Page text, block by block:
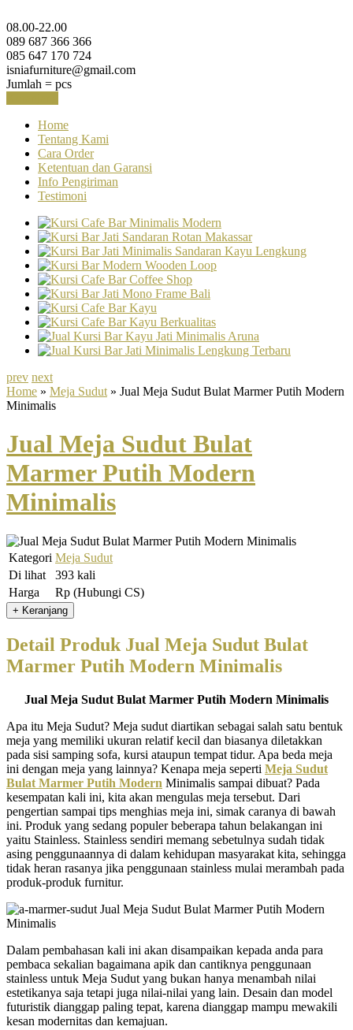
08.00-22.00
089 687 366 366
085 647 170 724
isniafurniture@gmail.com
Jumlah = pcs
Home
Tentang Kami
Cara Order
Ketentuan dan Garansi
Info Pengiriman
Testimoni
prev next
Home » Meja Sudut » Jual Meja Sudut Bulat Marmer Putih Modern
Minimalis
Jual Meja Sudut Bulat
Marmer Putih Modern
Minimalis
Kategori Meja Sudut
Di lihat
393 kali
Harga
Rp (Hubungi CS)
Detail Produk Jual Meja Sudut Bulat
Marmer Putih Modern Minimalis
Jual Meja Sudut Bulat Marmer Putih Modern Minimalis
Apa itu Meja Sudut? Meja sudut diartikan sebagai salah satu bentuk
meja yang memiliki ukuran relatif kecil dan biasanya diletakkan
pada sisi samping sofa, kursi ataupun tempat tidur. Apa beda meja
ini dengan meja yang lainnya? Kenapa meja seperti Meja Sudut
Bulat Marmer Putih Modern Minimalis sampai dibuat? Pada
kesempatan kali ini, kita akan mengulas meja tersebut. Dari
pengertian sampai tips menghias meja ini, simak caranya di bawah
ini. Produk yang sedang populer beberapa tahun belakangan ini
yaitu Stainless. Stainless sendiri memang sebetulnya sudah tidak
asing penggunaannya di dalam kehidupan masyarakat kita, sehingga
tidak heran rasanya jika penggunaan stainless mulai merambah pada
produk-produk furnitur.
Dalam pembahasan kali ini akan disampaikan kepada anda para
pembaca sekalian bagaimana apik dan cantiknya penggunaan
stainless untuk Meja Sudut yang bukan hanya menambah nilai
estetikanya saja tetapi juga nilai-nilai yang lain. Desain dan model
futuristik dianggap paling tepat, karena dianggap mampu mewakili
kesan modernitas dan kemajuan.